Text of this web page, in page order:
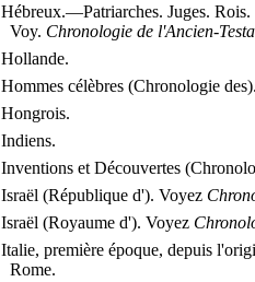
Hébreux.—Patriarches. Juges. Rois.
Voy. Chronologie de l'Ancien-
Hollande.
Hommes célèbres (Chronologie
Hongrois.
Indiens.
Inventions et Découvertes
Israël (République d'). Voyez
Israël (Royaume d'). Voyez
Italie, première époque, depuis
Rome.